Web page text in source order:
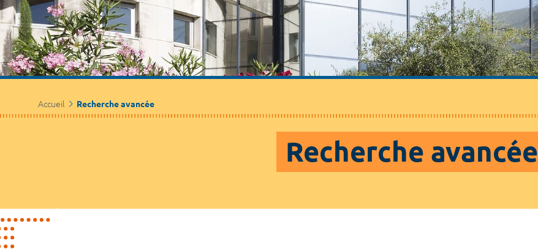
Accueil Recherche avancée
Recherche avancée